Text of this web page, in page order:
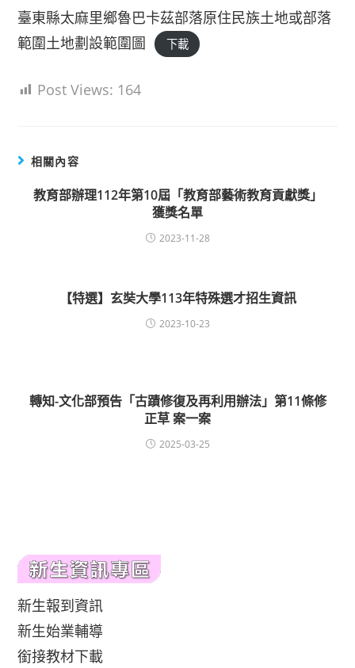
臺東縣太麻里鄉魯巴卡茲部落原住民族土地或部落
範圍土地劃設範圍圖
下載
Post Views: 164
相關內容
教育部辦理112年第10屆「教育部藝術教育貢獻獎」
獲獎名單
2023-11-28
【特選】玄奘大學113年特殊選才招生資訊
2023-10-23
轉知-文化部預告「古蹟修復及再利用辦法」第11條修
正草 案一案
2025-03-25
新生報到資訊
新生始業輔導
銜接教材下載